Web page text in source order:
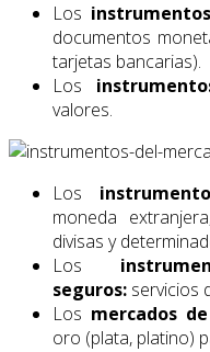
Los
documentos
tarjetas bancarias).
Los
valores.
Los
moneda
divisas y
Los
seguros: servicios
Los mercados
oro (plata, platino)